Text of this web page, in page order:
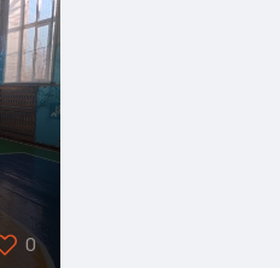
0